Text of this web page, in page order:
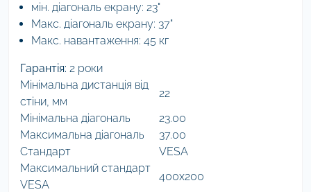
мін. діагональ екрану: 23"
Макс. діагональ екрану: 37"
Макс. навантаження: 45 кг
Гарантія: 2 роки
Мінімальна дистанція від
стіни, мм
22
Мінімальна діагональ
23.00
Максимальна діагональ
37.00
Стандарт
VESA
Максимальний стандарт
VESA
400x200